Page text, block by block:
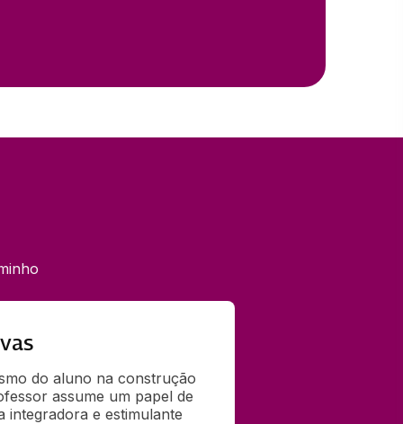
do aluno na construção
assume um papel de
integradora e estimulante